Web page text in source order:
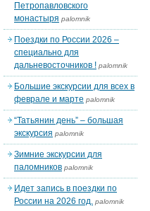
Петропавловского
монастыря palomnik
Поездки по России 2026 –
специально для
дальневосточников ! palomnik
Большие экскурсии для всех в
феврале и марте palomnik
“Татьянин день” – большая
экскурсия palomnik
Зимние экскурсии для
паломников palomnik
Идет запись в поездки по
России на 2026 год. palomnik